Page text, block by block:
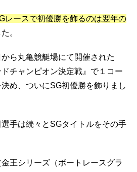
レースで初優勝を飾るのは翌年の
。
ら丸亀競艇場にて開催された
ドチャンピオン決定戦』で１コー
め、ついにSG初優勝を飾りまし
手は続々とSGタイトルをその手
王シリーズ（ボートレースグラ